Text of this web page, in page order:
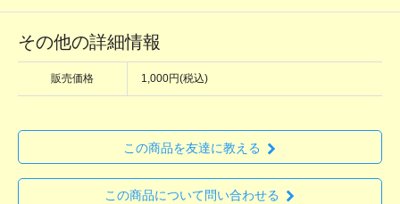
その他の詳細情報
販売価格 1,000円(税込)
この商品を友達に教える
この商品について問い合わせる